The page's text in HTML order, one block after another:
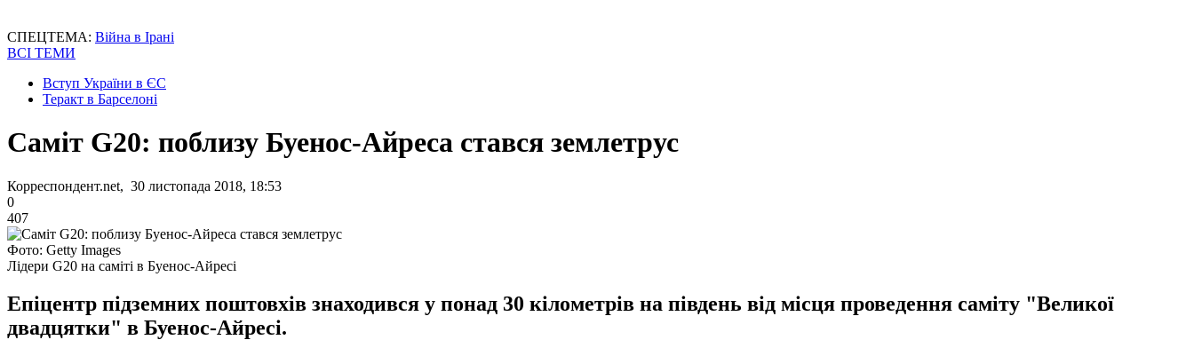
СПЕЦТЕМА: Війна в Ірані
ВСІ ТЕМИ
Вступ України в ЄС
Теракт в Барселоні
Саміт G20: поблизу Буенос-Айреса стався землетрус
Корреспондент.net, 30 листопада 2018, 18:53
0
407
Фото: Getty Images
Лідери G20 на саміті в Буенос-Айресі
Епіцентр підземних поштовхів знаходився у понад 30 кілометрів на південь від місця проведення саміту "Великої
двадцятки" в Буенос-Айресі.